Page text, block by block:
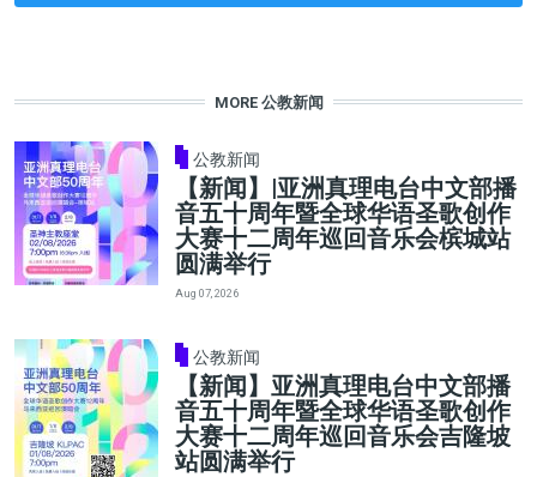
MORE 公教新闻
公教新闻
【新闻】|亚洲真理电台中文部播
音五十周年暨全球华语圣歌创作
大赛十二周年巡回音乐会槟城站
圆满举行
Aug 07, 2026
公教新闻
【新闻】亚洲真理电台中文部播
音五十周年暨全球华语圣歌创作
大赛十二周年巡回音乐会吉隆坡
站圆满举行